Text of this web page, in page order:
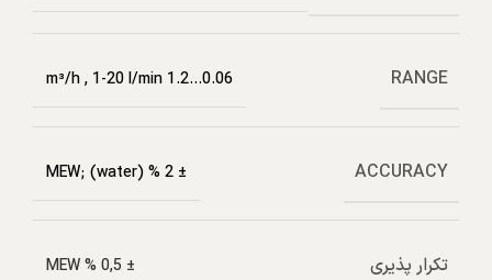
RANGE
0.06…1.2 m³/h
, 1-20 l/min
ACCURACY
± 2 % MEW; (water)
تکرار پذیری ± 0,5 % MEW